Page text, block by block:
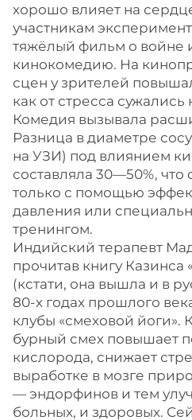
хорошо влияет на
участникам
тяжёлый фильм о войне
кинокомедию. На
сцен у зрителей
как от стресса
Комедия вызывала
Разница в диаметре
на УЗИ) под влиянием
составляла 30—50%, что
только с помощью
давления или
тренингом.
Индийский терапевт
прочитав книгу Казинса
(кстати, она вышла и в
80-х годах прошлого
клубы «смеховой йоги».
бурный смех повышает
кислорода, снижает
выработке в мозге
— эндорфинов и тем
больных, и здоровых.